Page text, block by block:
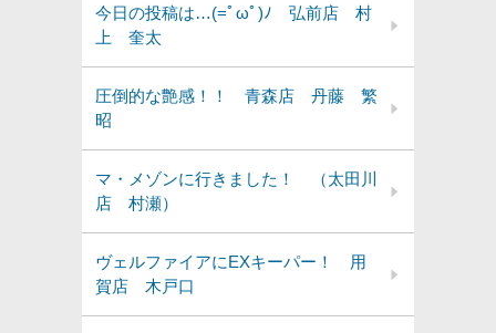
今日の投稿は…(=ﾟωﾟ)ﾉ 弘前店 村
上 奎太
圧倒的な艶感！！ 青森店 丹藤 繁
昭
マ・メゾンに行きました！ （太田川
店 村瀬）
ヴェルファイアにEXキーパー！ 用
賀店 木戸口